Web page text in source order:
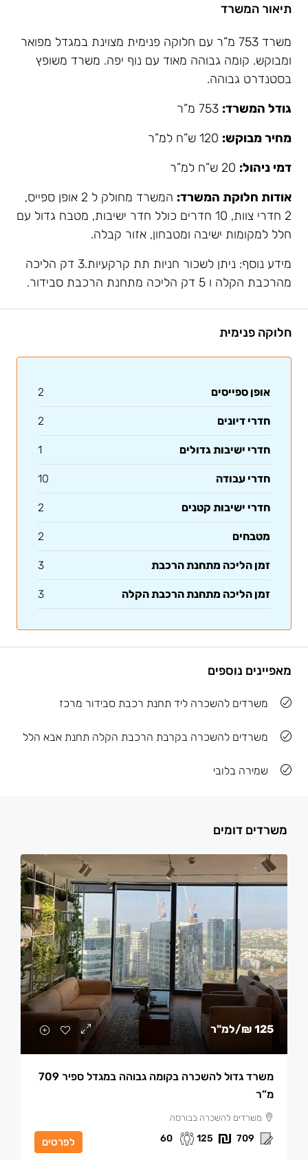
תיאור המשרד
משרד 753 מ”ר עם חלוקה פנימית מצוינת במגדל מפואר
ומבוקש. קומה גבוהה מאוד עם נוף יפה. משרד משופץ
בסטנדרט גבוהה.
גודל המשרד:
מחיר מבוקש:
דמי ניהול:
אודות חלוקת המשרד:
המשרד מחולק ל 2 אופן ספייס,
2 חדרי צוות, 10 חדרים כולל חדר ישיבות, מטבח גדול עם
חלל למקומות ישיבה ומטבחון, אזור קבלה.
מידע נוסף: ניתן לשכור חניות תת קרקעיות.3 דק הליכה
מהרכבת הקלה ו 5 דק הליכה מתחנת הרכבת סבידור.
חלוקה פנימית
אופן ספייסים 2
חדרי דיונים 2
חדרי ישיבות גדולים 1
חדרי עבודה 10
חדרי ישיבות קטנים 2
מטבחים 2
זמן הליכה מתחנת הרכבת 3
זמן הליכה מתחנת הרכבת הקלה 3
מאפיינים נוספים
משרדים להשכרה ליד תחנת רכבת סבידור מרכז
משרדים להשכרה בקרבת הרכבת הקלה תחנת אבא הלל
שמירה בלובי
משרדים דומים
125 ₪ /למ"ר
משרד גדול להשכרה בקומה גבוהה במגדל ספיר 709
מ”ר
משרדים להשכרה בבורסה
709
125
60 לפרטים